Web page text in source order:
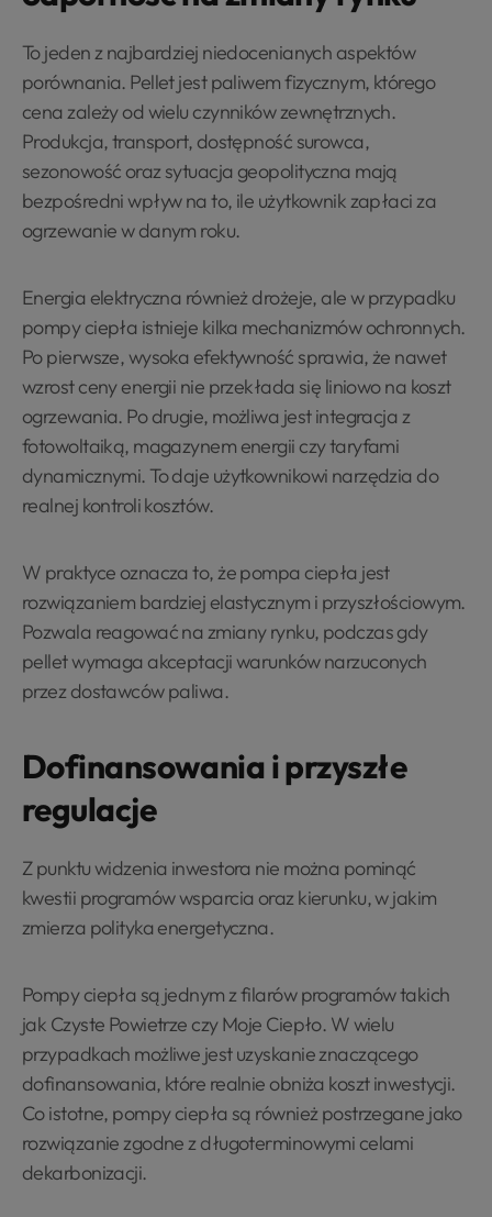
To jeden z najbardziej niedocenianych aspektów
porównania. Pellet jest paliwem fizycznym, którego
cena zależy od wielu czynników zewnętrznych.
Produkcja, transport, dostępność surowca,
sezonowość oraz sytuacja geopolityczna mają
bezpośredni wpływ na to, ile użytkownik zapłaci za
ogrzewanie w danym roku.
Energia elektryczna również drożeje, ale w przypadku
pompy ciepła istnieje kilka mechanizmów ochronnych.
Po pierwsze, wysoka efektywność sprawia, że nawet
wzrost ceny energii nie przekłada się liniowo na koszt
ogrzewania. Po drugie, możliwa jest integracja z
fotowoltaiką, magazynem energii czy taryfami
dynamicznymi. To daje użytkownikowi narzędzia do
realnej kontroli kosztów.
W praktyce oznacza to, że pompa ciepła jest
rozwiązaniem bardziej elastycznym i przyszłościowym.
Pozwala reagować na zmiany rynku, podczas gdy
pellet wymaga akceptacji warunków narzuconych
przez dostawców paliwa.
Dofinansowania i przyszłe
regulacje
Z punktu widzenia inwestora nie można pominąć
kwestii programów wsparcia oraz kierunku, w jakim
zmierza polityka energetyczna.
Pompy ciepła są jednym z filarów programów takich
jak Czyste Powietrze czy Moje Ciepło. W wielu
przypadkach możliwe jest uzyskanie znaczącego
dofinansowania, które realnie obniża koszt inwestycji.
Co istotne, pompy ciepła są również postrzegane jako
rozwiązanie zgodne z długoterminowymi celami
dekarbonizacji.